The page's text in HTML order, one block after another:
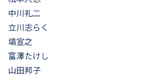
中川礼二
立川志らく
塙宣之
富澤たけし
山田邦子